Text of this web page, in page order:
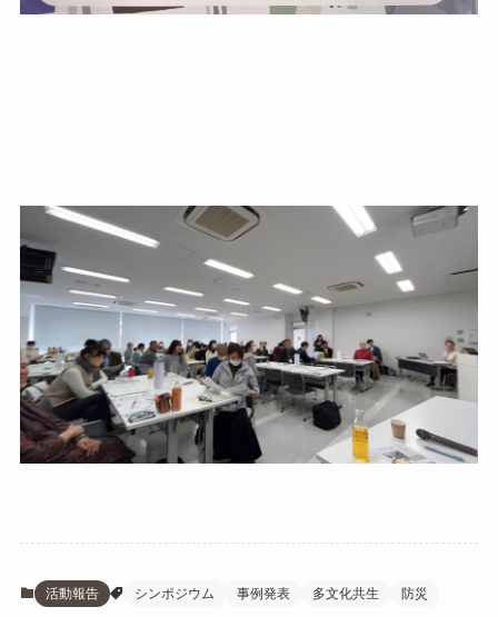
活動報告 シンポジウム 事例発表 多文化共生 防災